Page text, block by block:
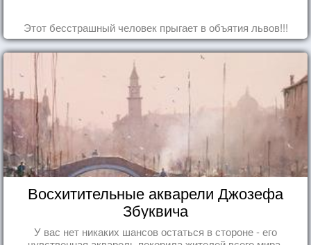
Этот бесстрашный человек прыгает в объятия львов!!!
Восхитительные акварели Джозефа
Збуквича
У вас нет никаких шансов остаться в стороне - его